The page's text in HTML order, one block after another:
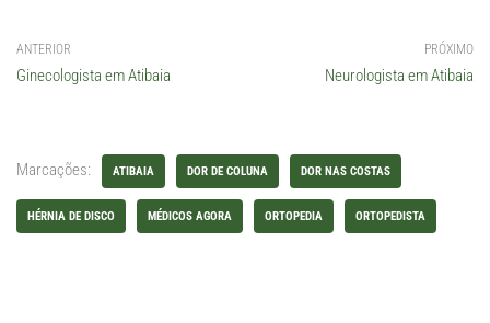
ANTERIOR
Ginecologista em Atibaia
PRÓXIMO
Neurologista em Atibaia
Marcações: ATIBAIA DOR DE COLUNA DOR NAS COSTAS
HÉRNIA DE DISCO MÉDICOS AGORA ORTOPEDIA ORTOPEDISTA